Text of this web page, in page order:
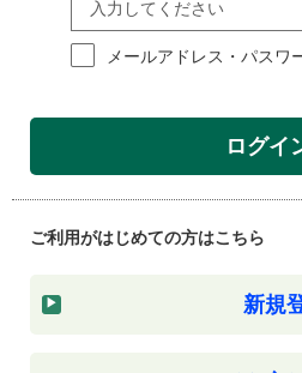
メールアドレス・パスワ
ログイ
ご利用がはじめての方はこちら
新規